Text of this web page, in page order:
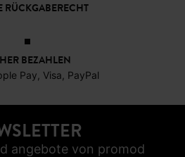
RÜCKGABERECHT
BEZAHLEN
Pay, Visa, PayPal
angebote von promod